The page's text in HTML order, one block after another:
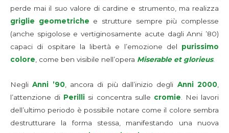
perde mai il suo valore di cardine e strumento, ma realizza
griglie geometriche e strutture sempre più complesse
(anche spigolose e vertiginosamente acute dagli Anni ’80)
capaci di ospitare la libertà e l’emozione del purissimo
colore, come ben visibile nell’opera Miserable et glorieus.
NegliAnni ’90, ancora di più dall’inizio degli Anni 2000,
l’attenzione di Perilli si concentra sulle cromie. Nei lavori
dell’ultimo periodo è possibile notare come il colore sembra
destrutturare la forma stessa, manifestando una nuova